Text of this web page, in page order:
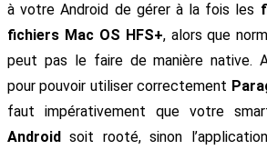
à votre Android de gérer à la fois les
fichiers Mac OS HFS+, alors que
peut pas le faire de manière native.
pour pouvoir utiliser correctement
faut impérativement que votre
Android soit rooté, sinon l’application